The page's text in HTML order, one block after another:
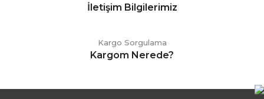
İletişim Bilgilerimiz
Kargo Sorgulama
Kargom Nerede?